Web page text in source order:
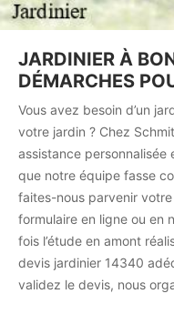
JARDINIER À
DÉMARCHES
Vous avez besoin d’un
votre jardin ? Chez
assistance
que notre équipe fasse
faites-nous parvenir
formulaire en ligne ou en
fois l’étude en amont
devis jardinier 14340
validez le devis, nous